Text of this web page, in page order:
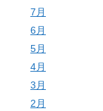
7月
6月
5月
4月
3月
2月